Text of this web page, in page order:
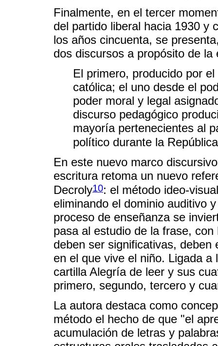
Finalmente, en el tercer
del partido liberal hacia 1930 y
los años cincuenta, se
dos discursos a propósito de la
El primero, producido por
católica; el uno desde el
poder moral y legal
discurso pedagógico
mayoría pertenecientes al
político durante la
En este nuevo marco
escritura retoma un nuevo
Decroly10: el método ideo-
eliminando el dominio auditivo
proceso de enseñanza se
pasa al estudio de la frase,
deben ser significativas,
en el que vive el niño. Ligada
cartilla Alegría de leer y sus
primero, segundo, tercero y
La autora destaca como
método el hecho de que "el
acumulación de letras y